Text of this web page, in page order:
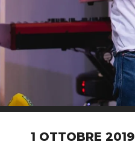
1 OTTOBRE 2019